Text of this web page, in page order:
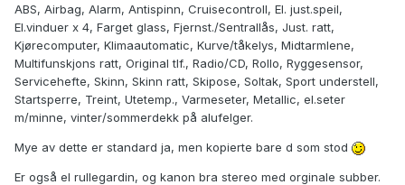
ABS, Airbag, Alarm, Antispinn, Cruisecontroll, El. just.speil,
El.vinduer x 4, Farget glass, Fjernst./Sentrallås, Just. ratt,
Kjørecomputer, Klimaautomatic, Kurve/tåkelys, Midtarmlene,
Multifunskjons ratt, Original tlf., Radio/CD, Rollo, Ryggesensor,
Servicehefte, Skinn, Skinn ratt, Skipose, Soltak, Sport understell,
Startsperre, Treint, Utetemp., Varmeseter, Metallic, el.seter
m/minne, vinter/sommerdekk på alufelger.
Mye av dette er standard ja, men kopierte bare d som stod
Er også el rullegardin, og kanon bra stereo med orginale subber.